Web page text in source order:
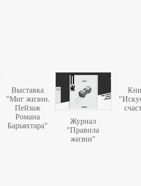
Выставка
"Миг жизни.
Пейзаж
Романа
Барьяхтара"
Журнал
"Правила
жизни"